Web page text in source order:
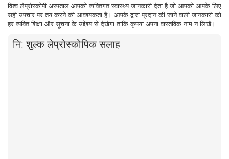
विश्व लेप्रोस्कोपी अस्पताल आपको व्यक्तिगत स्वास्थ्य जानकारी देता है जो आपको आपके लिए
सही उपचार पर तय करने की आवश्यकता है। आपके द्वारा प्रदान की जाने वाली जानकारी को
हर व्यक्ति शिक्षा और सूचना के उद्देश्य से देखेगा ताकि कृपया अपना वास्तविक नाम न लिखें।
नि: शुल्क लेप्रोस्कोपिक सलाह